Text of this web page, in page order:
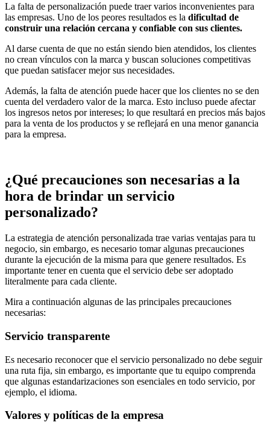
La falta de personalización puede traer varios inconvenientes para
las empresas. Uno de los peores resultados es la dificultad de
construir una relación cercana y confiable con sus clientes.
Al darse cuenta de que no están siendo bien atendidos, los clientes
no crean vínculos con la marca y buscan soluciones competitivas
que puedan satisfacer mejor sus necesidades.
Además, la falta de atención puede hacer que los clientes no se den
cuenta del verdadero valor de la marca. Esto incluso puede afectar
los ingresos netos por intereses; lo que resultará en precios más bajos
para la venta de los productos y se reflejará en una menor ganancia
para la empresa.
¿Qué precauciones son necesarias a la
hora de brindar un servicio
personalizado?
La estrategia de atención personalizada trae varias ventajas para tu
negocio, sin embargo, es necesario tomar algunas precauciones
durante la ejecución de la misma para que genere resultados. Es
importante tener en cuenta que el servicio debe ser adoptado
literalmente para cada cliente.
Mira a continuación algunas de las principales precauciones
necesarias:
Servicio transparente
Es necesario reconocer que el servicio personalizado no debe seguir
una ruta fija, sin embargo, es importante que tu equipo comprenda
que algunas estandarizaciones son esenciales en todo servicio, por
ejemplo, el idioma.
Valores y políticas de la empresa